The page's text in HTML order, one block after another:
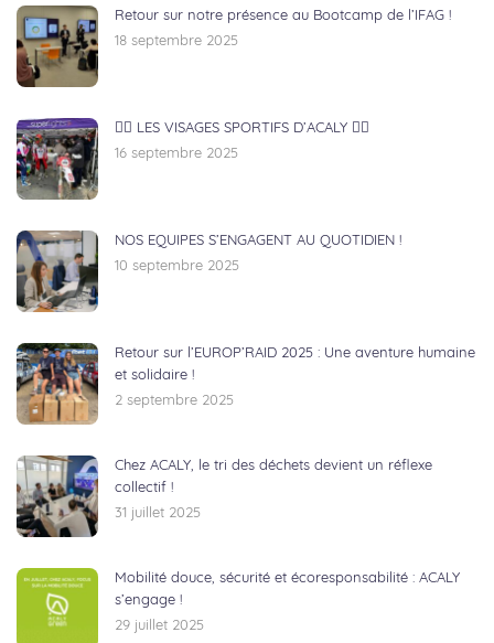
Retour sur notre présence au Bootcamp de l’IFAG !
18 septembre 2025
🏃‍♂️ LES VISAGES SPORTIFS D’ACALY 🚴‍♀️
16 septembre 2025
NOS EQUIPES S’ENGAGENT AU QUOTIDIEN !
10 septembre 2025
Retour sur l’EUROP’RAID 2025 : Une aventure humaine
et solidaire !
2 septembre 2025
Chez ACALY, le tri des déchets devient un réflexe
collectif !
31 juillet 2025
Mobilité douce, sécurité et écoresponsabilité : ACALY
s’engage !
29 juillet 2025